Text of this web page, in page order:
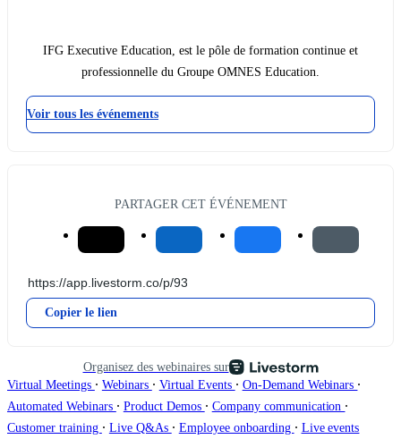
IFG Executive Education, est le pôle de formation continue et
professionnelle du Groupe OMNES Education.
Voir tous les événements
PARTAGER CET ÉVÉNEMENT
Copier le lien
Organisez des webinaires sur
Virtual Meetings ∙ Webinars ∙ Virtual Events ∙ On-Demand Webinars ∙
Automated Webinars ∙ Product Demos ∙ Company communication ∙
Customer training ∙ Live Q&As ∙ Employee onboarding ∙ Live events